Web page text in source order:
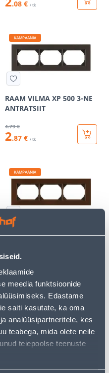
meedia funktsioonide
Edastame
saiti kasutate, ka oma
analüüsipartneritele, kes
teabega, mida olete neile
teiepoolse teenuste
.08 € / tk
KAMPAANIA
RAAM VILMA XP 500 3-NE
ANTRATSIIT
4.79 €
2.87 € / tk
KAMPAANIA
RAAM VILMA XP 500 3-NE
4.79 €
2.87 € / tk
KAMPAANIA